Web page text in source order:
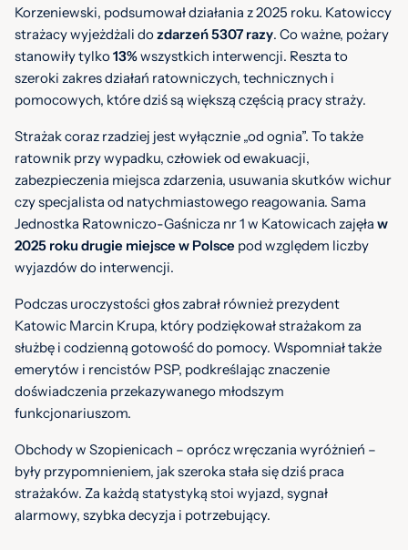
Korzeniewski, podsumował działania z 2025 roku. Katowiccy
strażacy wyjeżdżali dozdarzeń 5307 razy. Co ważne, pożary
stanowiły tylko13%wszystkich interwencji. Reszta to
szeroki zakres działań ratowniczych, technicznych i
pomocowych, które dziś są większą częścią pracy straży.
Strażak coraz rzadziej jest wyłącznie „od ognia”. To także
ratownik przy wypadku, człowiek od ewakuacji,
zabezpieczenia miejsca zdarzenia, usuwania skutków wichur
czy specjalista od natychmiastowego reagowania. Sama
Jednostka Ratowniczo-Gaśnicza nr 1 w Katowicach zajęła w
2025 roku drugie miejsce w Polsce pod względem liczby
wyjazdów do interwencji.
Podczas uroczystości głos zabrał również prezydent
Katowic Marcin Krupa, który podziękował strażakom za
służbę i codzienną gotowość do pomocy. Wspomniał także
emerytów i rencistów PSP, podkreślając znaczenie
doświadczenia przekazywanego młodszym
funkcjonariuszom.
Obchody w Szopienicach – oprócz wręczania wyróżnień –
były przypomnieniem, jak szeroka stała się dziś praca
strażaków. Za każdą statystyką stoi wyjazd, sygnał
alarmowy, szybka decyzja i potrzebujący.